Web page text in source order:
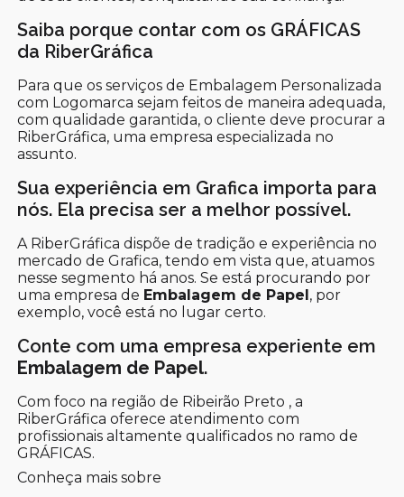
Saiba porque contar com os GRÁFICAS
da RiberGráfica
Para que os serviços de Embalagem Personalizada
com Logomarca sejam feitos de maneira adequada,
com qualidade garantida, o cliente deve procurar a
RiberGráfica, uma empresa especializada no
assunto.
Sua experiência em Grafica importa para
nós. Ela precisa ser a melhor possível.
A RiberGráfica dispõe de tradição e experiência no
mercado de Grafica, tendo em vista que, atuamos
nesse segmento há anos. Se está procurando por
uma empresa de Embalagem de Papel, por
exemplo, você está no lugar certo.
Conte com uma empresa experiente em
Embalagem de Papel.
Com foco na região de Ribeirão Preto , a
RiberGráfica oferece atendimento com
profissionais altamente qualificados no ramo de
GRÁFICAS.
Conheça mais sobre